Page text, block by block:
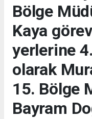
Bölge
Kaya
yerlerine
olarak
15. Bölge
Bayram